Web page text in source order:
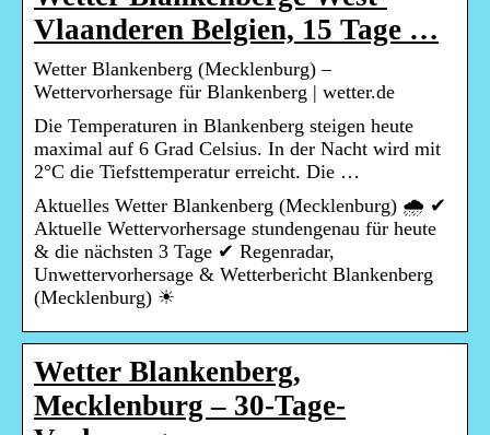
Vlaanderen Belgien, 15 Tage …
Wetter Blankenberg (Mecklenburg) –
Wettervorhersage für Blankenberg | wetter.de
Die Temperaturen in Blankenberg steigen heute
maximal auf 6 Grad Celsius. In der Nacht wird mit
2°C die Tiefsttemperatur erreicht. Die …
Aktuelles Wetter Blankenberg (Mecklenburg) 🌧️ ✔
Aktuelle Wettervorhersage stundengenau für heute
& die nächsten 3 Tage ✔ Regenradar,
Unwettervorhersage & Wetterbericht Blankenberg
(Mecklenburg) ☀
Wetter Blankenberg,
Mecklenburg – 30-Tage-